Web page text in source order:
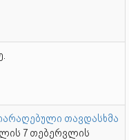
თავდასხმა
7 თებერვლის